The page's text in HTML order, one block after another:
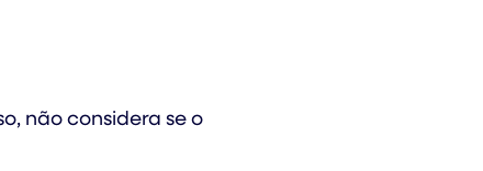
não considera se o